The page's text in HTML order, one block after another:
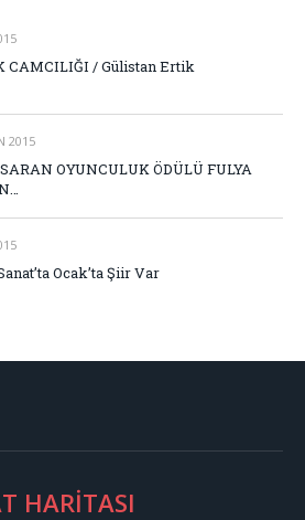
CAMCILIĞI / Gülistan Ertik
2015
OYUNCULUK ÖDÜLÜ FULYA
Ocak’ta Şiir Var
HARİTASI